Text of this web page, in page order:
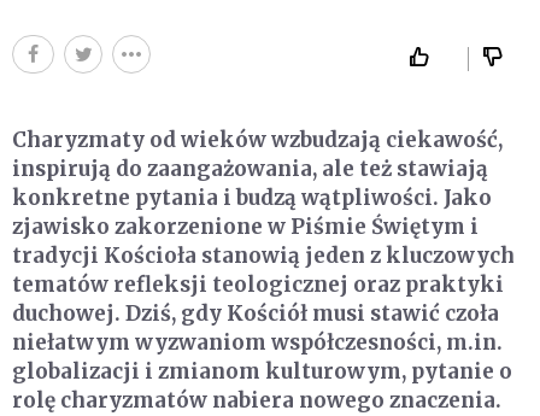
Charyzmaty od wieków wzbudzają ciekawość,
inspirują do zaangażowania, ale też stawiają
konkretne pytania i budzą wątpliwości. Jako
zjawisko zakorzenione w Piśmie Świętym i
tradycji Kościoła stanowią jeden z kluczowych
tematów refleksji teologicznej oraz praktyki
duchowej. Dziś, gdy Kościół musi stawić czoła
niełatwym wyzwaniom współczesności, m.in.
globalizacji i zmianom kulturowym, pytanie o
rolę charyzmatów nabiera nowego znaczenia.